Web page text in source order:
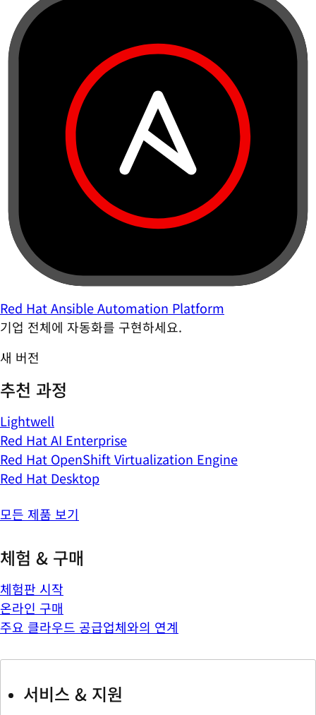
Red Hat Ansible Automation Platform
기업 전체에 자동화를 구현하세요.
새 버전
추천 과정
Lightwell
Red Hat AI Enterprise
Red Hat OpenShift Virtualization Engine
Red Hat Desktop
모든 제품 보기
체험 & 구매
체험판 시작
온라인 구매
주요 클라우드 공급업체와의 연계
서비스 & 지원